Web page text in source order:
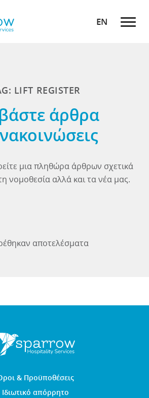
EN
LIFT REGISTER
άρθρα
μια πληθώρα άρθρων σχετικά
νομοθεσία αλλά και τα νέα μας.
αποτελέσματα
& Προϋποθέσεις
Ιδιωτικό απόρρητο